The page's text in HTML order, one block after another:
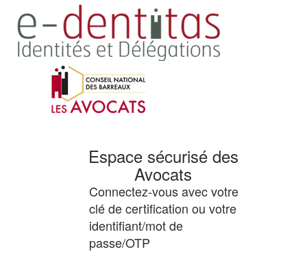
Espace sécurisé des
Avocats
Connectez-vous avec votre
clé de certification ou votre
identifiant/mot de
passe/OTP